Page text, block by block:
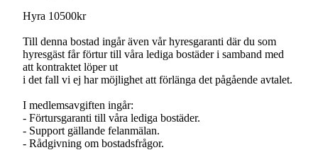
Hyra 10500kr
Till denna bostad ingår även vår hyresgaranti där du som
hyresgäst får förtur till våra lediga bostäder i samband med
att kontraktet löper ut
i det fall vi ej har möjlighet att förlänga det pågående avtalet.
I medlemsavgiften ingår:
- Förtursgaranti till våra lediga bostäder.
- Support gällande felanmälan.
- Rådgivning om bostadsfrågor.